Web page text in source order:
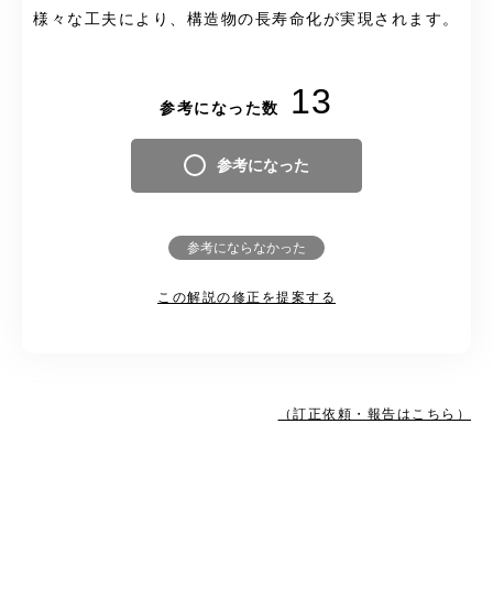
様々な工夫により、構造物の長寿命化が実現されます。
参考になった数 13
参考になった
参考にならなかった
この解説の修正を提案する
（訂正依頼・報告はこちら）